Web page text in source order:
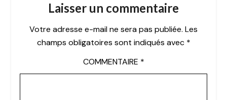
Laisser un commentaire
Votre adresse e-mail ne sera pas publiée. Les
champs obligatoires sont indiqués avec *
COMMENTAIRE *